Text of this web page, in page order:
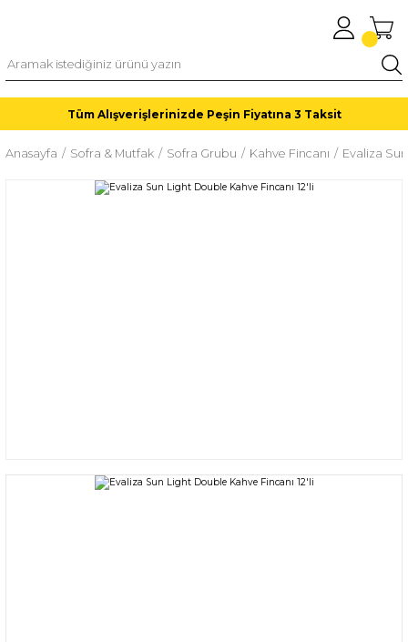
Tüm Alışverişlerinizde Peşin Fiyatına 3 Taksit
Anasayfa Sofra & Mutfak Sofra Grubu Kahve Fincanı Evaliza